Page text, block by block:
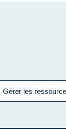
Gérer les